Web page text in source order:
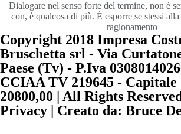
Dialogare nel senso forte del termine, non è
con, è qualcosa di più. È esporre se stessi
ragionamento
Copyright 2018 Impresa
Bruschetta srl - Via
Paese (Tv) - P.Iva
CCIAA TV 219645 - Capitale
20800,00 | All Rights
Privacy | Creato da: Bruce